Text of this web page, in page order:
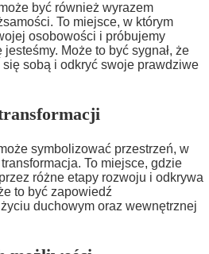
być również wyrazem
To miejsce, w którym
osobowości i próbujemy
Może to być sygnał, że
się sobą i odkryć swoje prawdziwe
symbolizować przestrzeń, w
To miejsce, gdzie
różne etapy rozwoju i odkrywa
to być zapowiedź
duchowym oraz wewnętrznej